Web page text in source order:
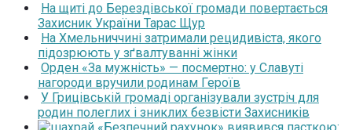
На щиті до Берездівської громади повертається
Захисник України Тарас Щур
На Хмельниччині затримали рецидивіста, якого
підозрюють у зґвалтуванні жінки
Орден «За мужність» — посмертно: у Славуті
нагороди вручили родинам Героїв
У Грицівській громаді організували зустріч для
родин полеглих і зниклих безвісти Захисників